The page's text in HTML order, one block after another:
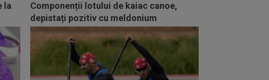
la
Componenții lotului de kaiac canoe,
depistați pozitiv cu meldonium